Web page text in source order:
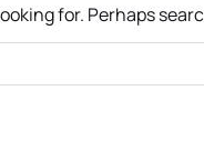
for. Perhaps